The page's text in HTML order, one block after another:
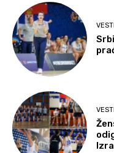
VESTI
VESTI